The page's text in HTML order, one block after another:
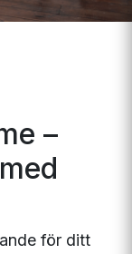
–
för ditt